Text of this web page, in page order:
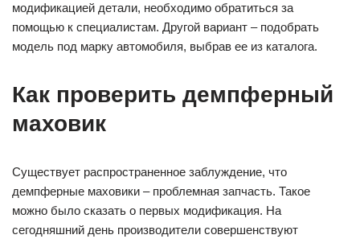
модификацией детали, необходимо обратиться за
помощью к специалистам. Другой вариант – подобрать
модель под марку автомобиля, выбрав ее из каталога.
Как проверить демпферный
маховик
Существует распространенное заблуждение, что
демпферные маховики – проблемная запчасть. Такое
можно было сказать о первых модификация. На
сегодняшний день производители совершенствуют